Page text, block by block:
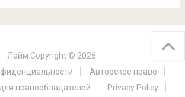
Лайм Copyright © 2026.
Авторское право
правообладателей
Privacy Policy